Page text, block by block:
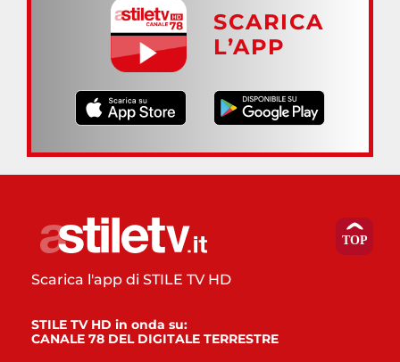
SCARICA
L’APP
Scarica l'app di STILE TV HD
STILE TV HD in onda su:
CANALE 78 DEL DIGITALE TERRESTRE